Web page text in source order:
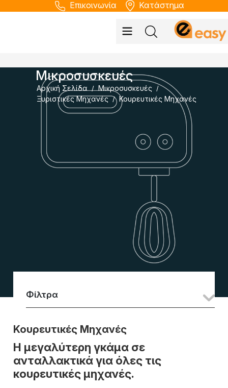
Επικοινωνία Κατάστημα
Αρχική Σελίδα / Μικροσυσκευές /
Ξυριστικές Μηχανές / Κουρευτικές Μηχανές
Μικροσυσκευές
Φίλτρα
Κουρευτικές Μηχανές
Η μεγαλύτερη γκάμα σε
ανταλλακτικά για όλες τις
κουρευτικές μηχανές.